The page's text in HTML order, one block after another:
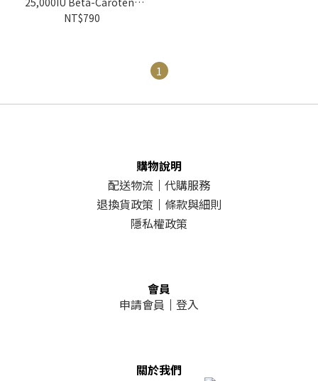
180粒
NT$790
1
購物說明
配送物流 ｜ 代購服務
退換貨政策 ｜ 條款與細則
隱私權政策
會員
申請會員 ｜ 登入
關於我們